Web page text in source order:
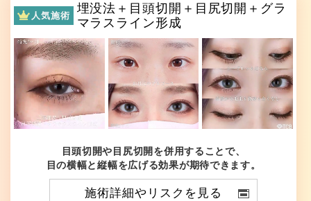
人気施術
埋没法＋目頭切開＋目尻切開＋グラ
マラスライン形成
目頭切開や目尻切開を併用することで、
目の横幅と縦幅を広げる効果が期待できます。
施術詳細やリスクを見る